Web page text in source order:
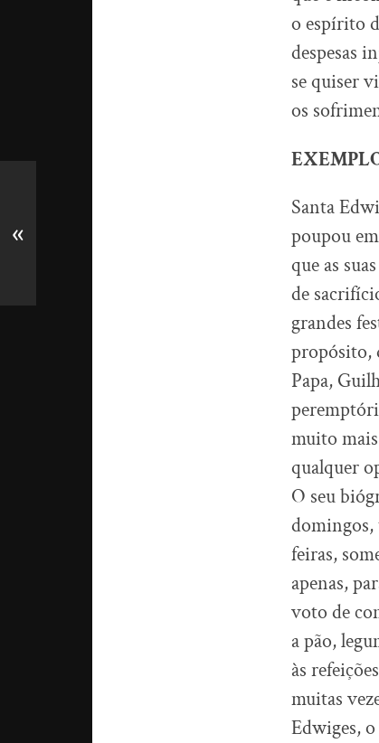
o espírito
despesas
se quiser
os
Santa
poupou
que as
de
grandes
propósito,
Papa,
muito
qualquer
O seu
domingos,
feiras,
apenas,
voto de
a pão,
às
muitas
Edwiges,
«